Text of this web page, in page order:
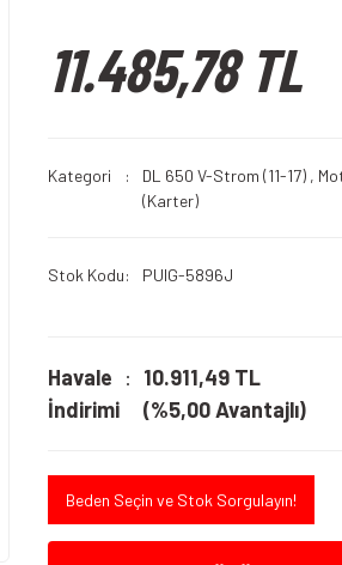
11.485,78 TL
Kategori DL 650 V-Strom (11-17) ,
(Karter)
Stok Kodu PUIG-5896J
Havale
İndirimi
10.911,49 TL
(%5,00 Avantajlı)
Beden Seçin ve Stok Sorgulayın!